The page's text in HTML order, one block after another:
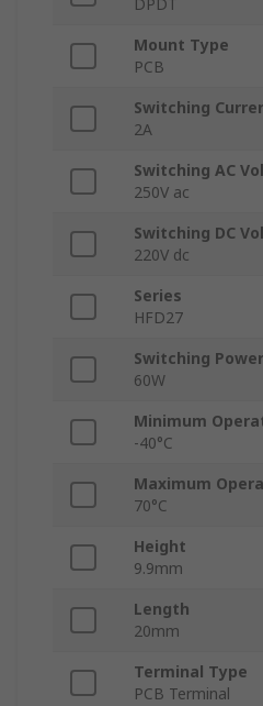
DPDT
Mount Type
PCB
Switching
2A
Switching AC
250V ac
Switching DC
220V dc
Series
HFD27
Switching Power
60W
Minimum
-40°C
Maximum
70°C
Height
9.9mm
Length
20mm
Terminal Type
PCB Terminal